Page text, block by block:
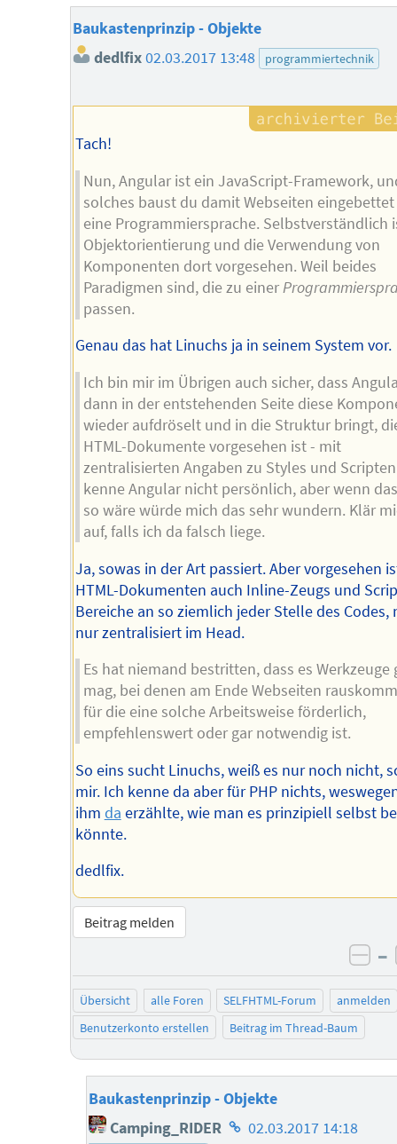
Baukastenprinzip - Objekte
dedlfix02.03.2017 13:48 programmiertechnik
Tach!
Nun, Angular ist ein JavaScript-Framework,
solches baust du damit Webseiten
eine Programmiersprache. Selbstverständlich
Objektorientierung und die Verwendung von
Komponenten dort vorgesehen. Weil beides
Paradigmen sind, die zu einer
passen.
Genau das hat Linuchs ja in seinem System vor.
Ich bin mir im Übrigen auch sicher, dass
dann in der entstehenden Seite diese
wieder aufdröselt und in die Struktur bringt,
HTML-Dokumente vorgesehen ist - mit
zentralisierten Angaben zu Styles und
kenne Angular nicht persönlich, aber wenn
so wäre würde mich das sehr wundern. Klär
auf, falls ich da falsch liege.
Ja, sowas in der Art passiert. Aber vorgesehen
HTML-Dokumenten auch Inline-Zeugs und
Bereiche an so ziemlich jeder Stelle des Codes,
nur zentralisiert im Head.
Es hat niemand bestritten, dass es Werkzeuge
mag, bei denen am Ende Webseiten
für die eine solche Arbeitsweise förderlich,
empfehlenswert oder gar notwendig ist.
So eins sucht Linuchs, weiß es nur noch nicht,
mir. Ich kenne da aber für PHP nichts,
ihm da erzählte, wie man es prinzipiell selbst
könnte.
dedlfix.
Beitrag melden
–
Übersicht alle Foren SELFHTML-Forum
anmelden
Benutzerkonto erstellen
Beitrag im Thread-Baum
Baukastenprinzip - Objekte
Camping_RIDER Homepage
02.03.2017 14:18